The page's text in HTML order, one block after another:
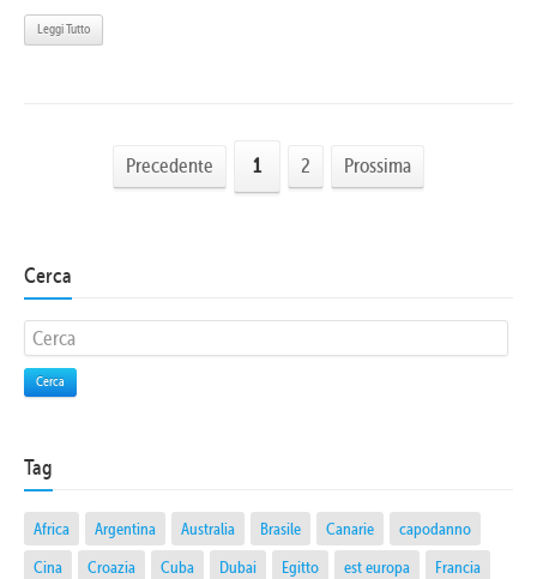
Leggi Tutto
Precedente 1 2 Prossima
Cerca
Cerca
Tag
Africa Argentina Australia Brasile Canarie
capodanno
Cina
Croazia Cuba Dubai Egitto est europa
Francia